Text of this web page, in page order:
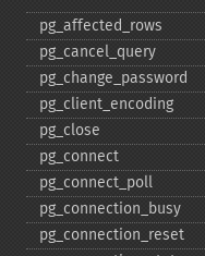
pg_​affected_​rows
pg_​cancel_​query
pg_​change_​password
pg_​client_​encoding
pg_​close
pg_​connect
pg_​connect_​poll
pg_​connection_​busy
pg_​connection_​reset